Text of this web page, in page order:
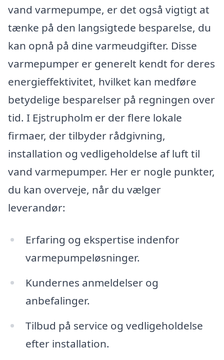
vand varmepumpe, er det også vigtigt at
tænke på den langsigtede besparelse, du
kan opnå på dine varmeudgifter. Disse
varmepumper er generelt kendt for deres
energieffektivitet, hvilket kan medføre
betydelige besparelser på regningen over
tid. I Ejstrupholm er der flere lokale
firmaer, der tilbyder rådgivning,
installation og vedligeholdelse af luft til
vand varmepumper. Her er nogle punkter,
du kan overveje, når du vælger
leverandør:
Erfaring og ekspertise indenfor
varmepumpeløsninger.
Kundernes anmeldelser og
anbefalinger.
Tilbud på service og vedligeholdelse
efter installation.